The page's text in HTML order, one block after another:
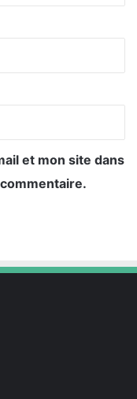
et mon site dans